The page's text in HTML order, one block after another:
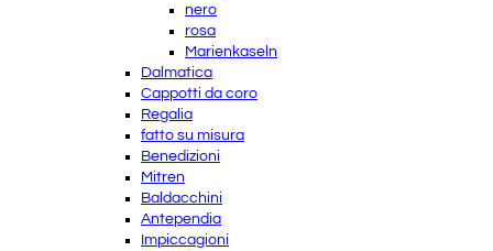
nero
rosa
Marienkaseln
Dalmatica
Cappotti da coro
Regalia
fatto su misura
Benedizioni
Mitren
Baldacchini
Antependia
Impiccagioni